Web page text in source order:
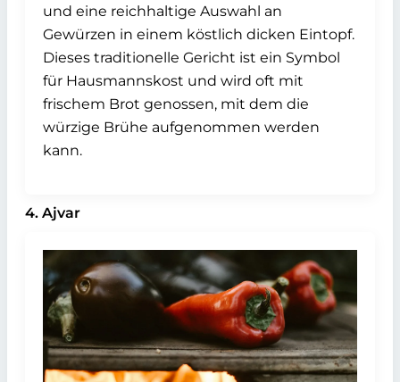
und eine reichhaltige Auswahl an
Gewürzen in einem köstlich dicken Eintopf.
Dieses traditionelle Gericht ist ein Symbol
für Hausmannskost und wird oft mit
frischem Brot genossen, mit dem die
würzige Brühe aufgenommen werden
kann.
4. Ajvar